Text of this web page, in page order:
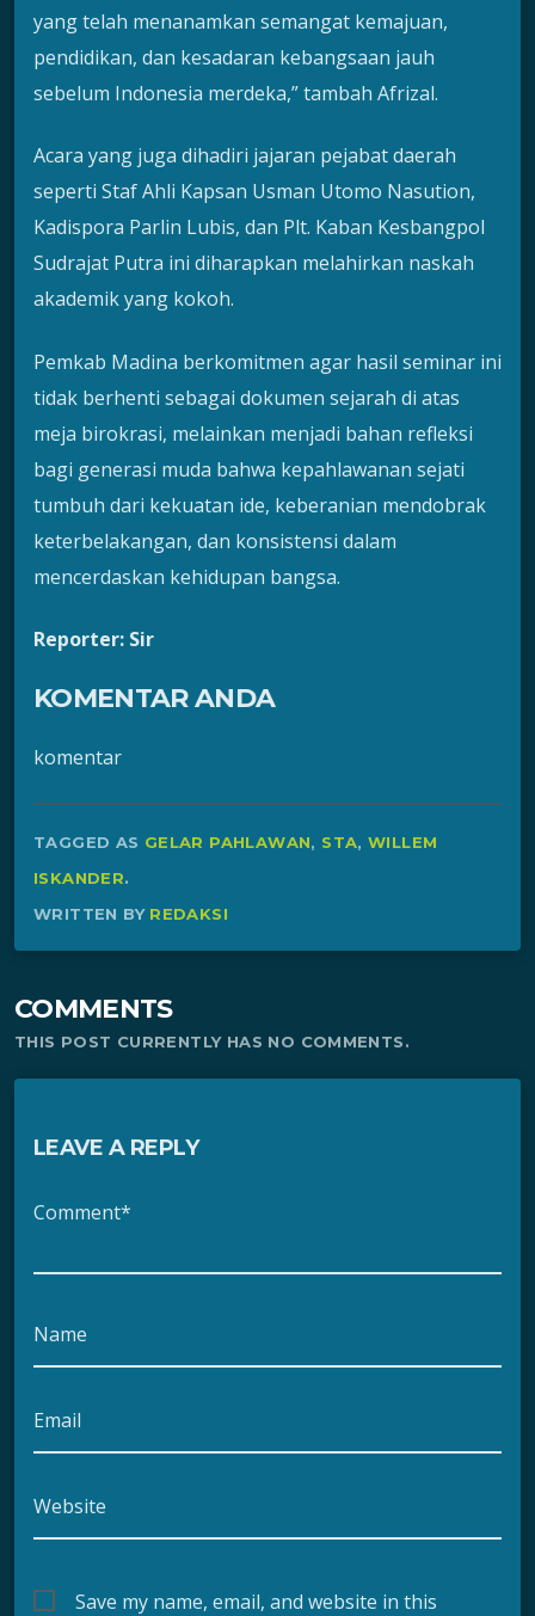
yang telah menanamkan semangat kemajuan,
pendidikan, dan kesadaran kebangsaan jauh
sebelum Indonesia merdeka,” tambah Afrizal.
Acara yang juga dihadiri jajaran pejabat daerah
seperti Staf Ahli Kapsan Usman Utomo Nasution,
Kadispora Parlin Lubis, dan Plt. Kaban Kesbangpol
Sudrajat Putra ini diharapkan melahirkan naskah
akademik yang kokoh.
Pemkab Madina berkomitmen agar hasil seminar ini
tidak berhenti sebagai dokumen sejarah di atas
meja birokrasi, melainkan menjadi bahan refleksi
bagi generasi muda bahwa kepahlawanan sejati
tumbuh dari kekuatan ide, keberanian mendobrak
keterbelakangan, dan konsistensi dalam
mencerdaskan kehidupan bangsa.
Reporter: Sir
KOMENTAR ANDA
komentar
TAGGED AS GELAR PAHLAWAN, STA,WILLEM
ISKANDER.
WRITTEN BY REDAKSI
COMMENTS
THIS POST CURRENTLY HAS NO COMMENTS.
LEAVE A REPLY
Comment*
Name
Email
Website
Save my name, email, and website in this